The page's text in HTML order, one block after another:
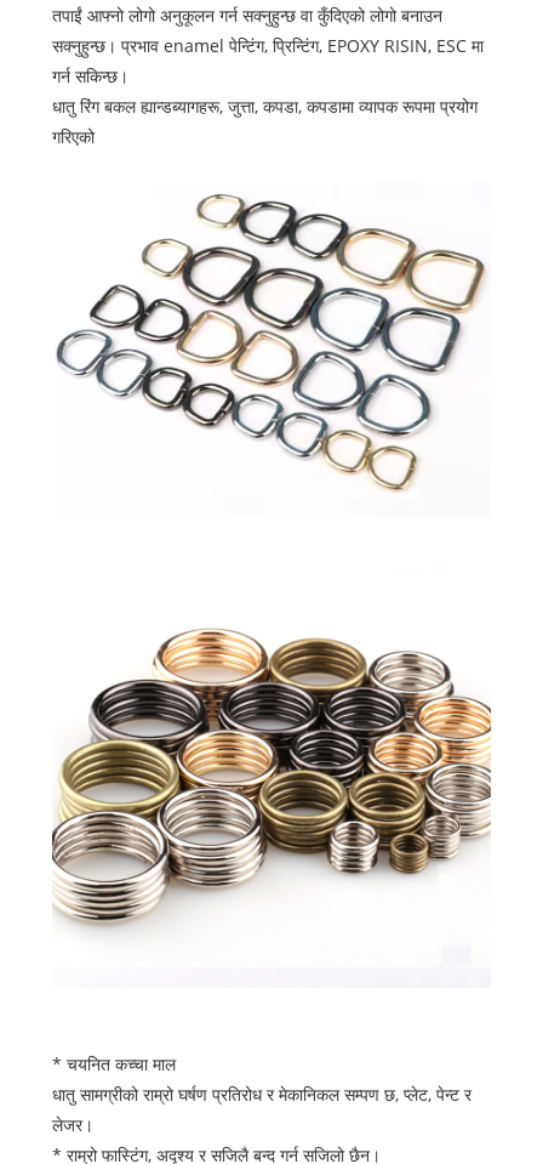
तपाईं आफ्नो लोगो अनुकूलन गर्न सक्नुहुन्छ वा कुँदिएको लोगो बनाउन
सक्नुहुन्छ। प्रभाव enamel पेन्टिंग, प्रिन्टिंग, EPOXY RISIN, ESC मा
गर्न सकिन्छ।
धातु रिंग बकलह्यान्डब्यागहरू, जुत्ता, कपडा, कपडामा व्यापक रूपमा प्रयोग
गरिएको
* चयनित कच्चा माल
धातु सामग्रीको राम्रो घर्षण प्रतिरोध र मेकानिकल सम्पण छ, प्लेट, पेन्ट र
लेजर।
* राम्रो फास्टिंग, अदृश्य र सजिलै बन्द गर्न सजिलो छैन।